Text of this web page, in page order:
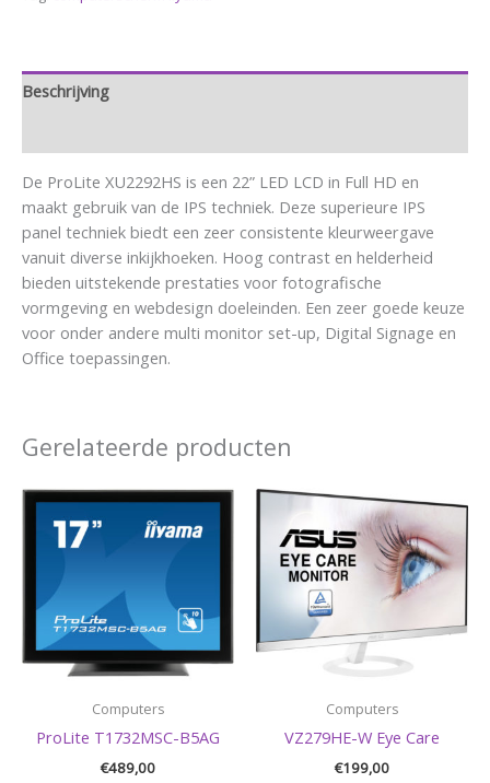
Beschrijving
De ProLite XU2292HS is een 22” LED LCD in Full HD en
maakt gebruik van de IPS techniek. Deze superieure IPS
panel techniek biedt een zeer consistente kleurweergave
vanuit diverse inkijkhoeken. Hoog contrast en helderheid
bieden uitstekende prestaties voor fotografische
vormgeving en webdesign doeleinden. Een zeer goede keuze
voor onder andere multi monitor set-up, Digital Signage en
Office toepassingen.
Gerelateerde producten
Computers
ProLite T1732MSC-B5AG
€489,00
Computers
VZ279HE-W Eye Care
€199,00